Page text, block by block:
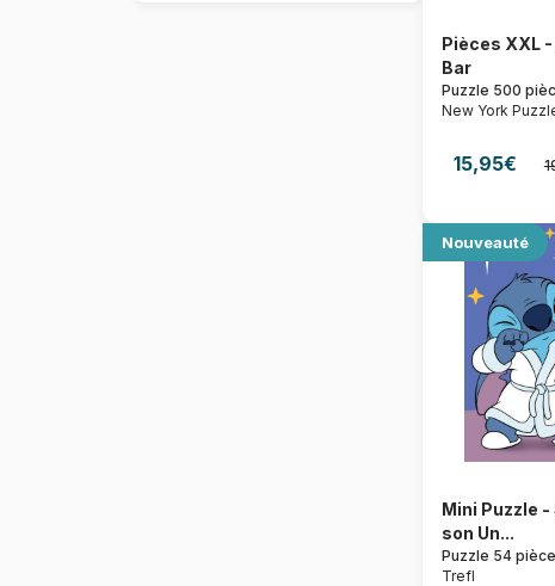
Pièces XXL
Bar
Puzzle 500
New York
15,95€
Nouveauté
Mini Puzzle
son Un...
Puzzle 54
Trefl